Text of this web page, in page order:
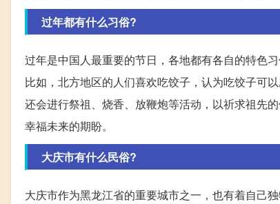
过年都有什么习俗?
过年是中国人最重要的节日，各地都有各自的特色
比如，北方地区的人们喜欢吃饺子，认为吃饺子可
还会进行祭祖、烧香、放鞭炮等活动，以祈求祖先
幸福未来的期盼。
大庆市有什么民俗?
大庆市作为黑龙江省的重要城市之一，也有着自己